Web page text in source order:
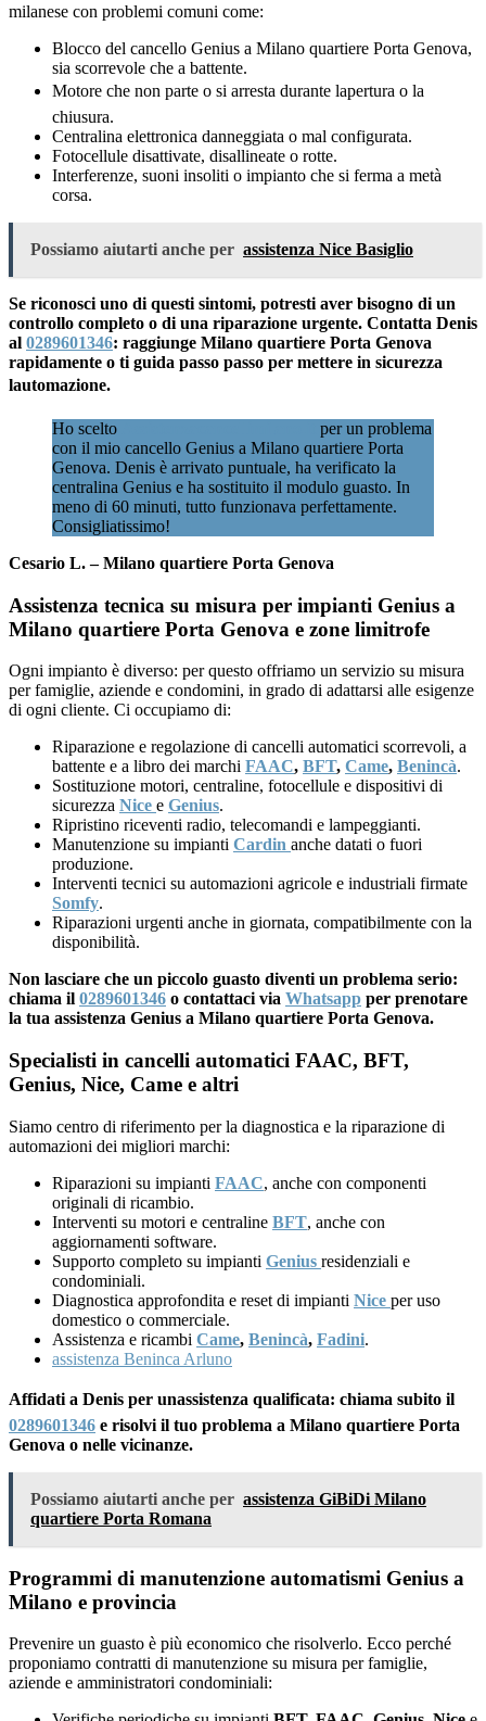
milanese con problemi comuni come:
Blocco del cancello Genius a Milano quartiere Porta Genova,
sia scorrevole che a battente.
Motore che non parte o si arresta durante lapertura o la
chiusura.
Centralina elettronica danneggiata o mal configurata.
Fotocellule disattivate, disallineate o rotte.
Interferenze, suoni insoliti o impianto che si ferma a metà
corsa.
Possiamo aiutarti anche per assistenza Nice Basiglio
Se riconosci uno di questi sintomi, potresti aver bisogno di un
controllo completo o di una riparazione urgente. Contatta Denis
al 0289601346: raggiunge Milano quartiere Porta Genova
rapidamente o ti guida passo passo per mettere in sicurezza
lautomazione.
Ho scelto
per un problema
con il mio cancello Genius a Milano quartiere Porta
Genova. Denis è arrivato puntuale, ha verificato la
centralina Genius e ha sostituito il modulo guasto. In
meno di 60 minuti, tutto funzionava perfettamente.
Consigliatissimo!
Cesario L. – Milano quartiere Porta Genova
Assistenza tecnica su misura per impianti Genius a
Milano quartiere Porta Genova e zone limitrofe
Ogni impianto è diverso: per questo offriamo un servizio su misura
per famiglie, aziende e condomini, in grado di adattarsi alle esigenze
di ogni cliente. Ci occupiamo di:
Riparazione e regolazione di cancelli automatici scorrevoli, a
battente e a libro dei marchi FAAC, BFT, Came, Benincà.
Sostituzione motori, centraline, fotocellule e dispositivi di
sicurezza Nice e Genius.
Ripristino riceventi radio, telecomandi e lampeggianti.
Manutenzione su impianti Cardin anche datati o fuori
produzione.
Interventi tecnici su automazioni agricole e industriali firmate
Somfy.
Riparazioni urgenti anche in giornata, compatibilmente con la
disponibilità.
Non lasciare che un piccolo guasto diventi un problema serio:
chiama il 0289601346 o contattaci via Whatsapp per prenotare
la tua assistenza Genius a Milano quartiere Porta Genova.
Specialisti in cancelli automatici FAAC, BFT,
Genius, Nice, Came e altri
Siamo centro di riferimento per la diagnostica e la riparazione di
automazioni dei migliori marchi:
Riparazioni su impianti FAAC, anche con componenti
originali di ricambio.
Interventi su motori e centraline BFT, anche con
aggiornamenti software.
Supporto completo su impianti Genius residenziali e
condominiali.
Diagnostica approfondita e reset di impianti Nice per uso
domestico o commerciale.
Assistenza e ricambi Came, Benincà, Fadini.
assistenza Beninca Arluno
Affidati a Denis per unassistenza qualificata: chiama subito il
0289601346 e risolvi il tuo problema a Milano quartiere Porta
Genova o nelle vicinanze.
Possiamo aiutarti anche per assistenza GiBiDi Milano
quartiere Porta Romana
Programmi di manutenzione automatismi Genius a
Milano e provincia
Prevenire un guasto è più economico che risolverlo. Ecco perché
proponiamo contratti di manutenzione su misura per famiglie,
aziende e amministratori condominiali: